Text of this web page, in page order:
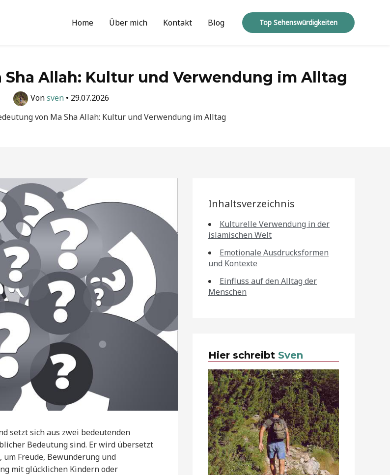
Home Über mich Kontakt Blog Top Sehenswürdigkeiten
Allah: Kultur und Verwendung im Alltag
Vonsven • 29.07.2026
von Ma Sha Allah: Kultur und Verwendung im Alltag
setzt sich aus zwei bedeutenden
Bedeutung sind. Er wird übersetzt
um Freude, Bewunderung und
mit glücklichen Kindern oder
Inhaltsverzeichnis
Kulturelle Verwendung in der
islamischen Welt
Emotionale Ausdrucksformen
und Kontexte
Einfluss auf den Alltag der
Menschen
Hier schreibt Sven